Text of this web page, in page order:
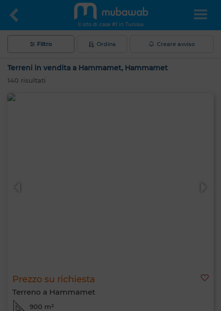
Il sito di case #1 in Tunisia
Filtro Ordina Creare avviso
Terreni in vendita a Hammamet, Hammamet
140 risultati
Prezzo su richiesta
Terreno a Hammamet
900 m²